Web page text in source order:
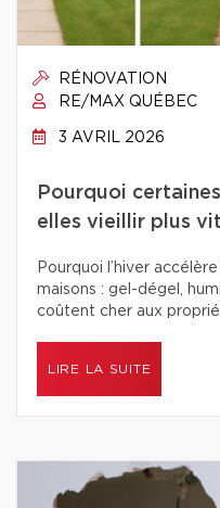
RÉNOVATION
RE/MAX QUÉBEC
3 AVRIL 2026
Pourquoi
elles vieillir plus
Pourquoi l’hiver
maisons : gel-dégel,
coûtent cher aux
LIRE LA SUITE